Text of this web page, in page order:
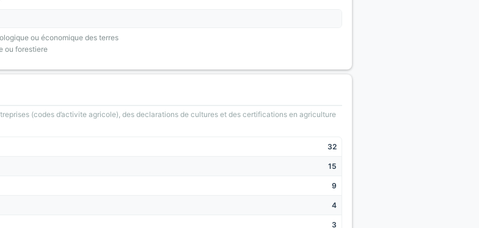
ou économique des terres
ou forestiere
(codes d’activite agricole), des declarations de cultures et des certifications en agriculture
32
15
9
4
3